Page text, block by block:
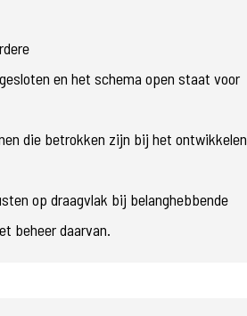
en het schema open staat voor
die betrokken zijn bij het ontwikkelen
op draagvlak bij belanghebbende
beheer daarvan.